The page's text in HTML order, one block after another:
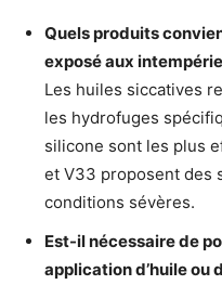
Quels produits
exposé aux
Les huiles siccatives
les hydrofuges
silicone sont les plus
et V33 proposent des
conditions sévères.
Est-il nécessaire de
application d’huile ou